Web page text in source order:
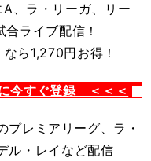
、ラ・リーガ、リー
合ライブ配信！
なら1,270円お得！
今すぐ登録 ＜＜＜
レミアリーグ、 ラ・
ル・レイなど配信